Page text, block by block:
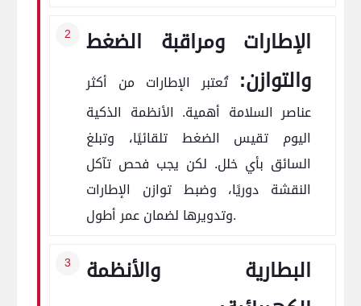
الإطارات ومراقبة الضغط
والتوازن: تُعتبر الإطارات من أكثر
عناصر السلامة أهمية. الأنظمة الذكية
اليوم تقيس الضغط تلقائيًا، وتبلغ
السائق بأي خلل. لكن يجب فحص تآكل
النقشة دوريًا، وضبط توازن الإطارات
وتدويرها لضمان عمر أطول.
البطارية والأنظمة